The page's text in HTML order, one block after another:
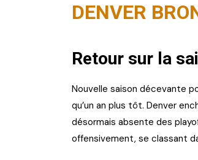
DENVER
Retour sur la
Nouvelle saison décevante
qu’un an plus tôt. Denver
désormais absente des
offensivement, se classant